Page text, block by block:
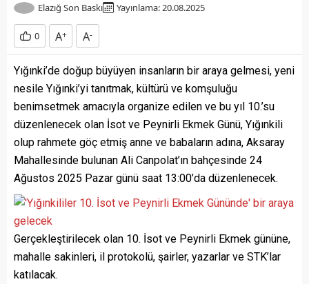
Elazığ Son Baskı Yayınlama: 20.08.2025
0 A+ A-
Yığınki’de doğup büyüyen insanların bir araya gelmesi, yeni
nesile Yığınki’yi tanıtmak, kültürü ve komşuluğu
benimsetmek amacıyla organize edilen ve bu yıl 10.’su
düzenlenecek olan İsot ve Peynirli Ekmek Günü, Yığınkili
olup rahmete göç etmiş anne ve babaların adına, Aksaray
Mahallesinde bulunan Ali Canpolat’ın bahçesinde 24
Ağustos 2025 Pazar günü saat 13:00’da düzenlenecek.
Gerçekleştirilecek olan 10. İsot ve Peynirli Ekmek gününe,
mahalle sakinleri, il protokolü, şairler, yazarlar ve STK’lar
katılacak.